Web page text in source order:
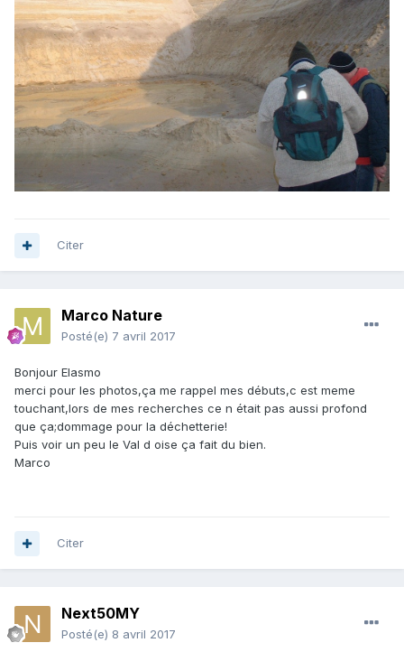
Citer
Marco Nature
Posté(e) 7 avril 2017
Bonjour Elasmo
merci pour les photos,ça me rappel mes débuts,c est meme
touchant,lors de mes recherches ce n était pas aussi profond
que ça;dommage pour la déchetterie!
Puis voir un peu le Val d oise ça fait du bien.
Marco
Citer
Next50MY
Posté(e) 8 avril 2017